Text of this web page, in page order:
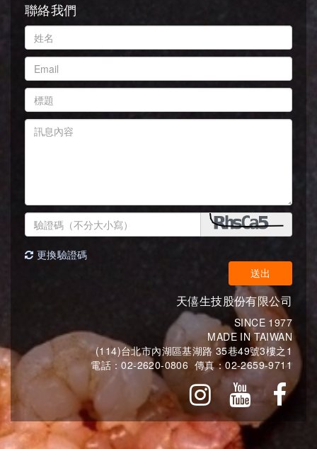
聯絡我們
更換驗證碼
送出
天僖生技股份有限公司
SINCE 1977
MADE IN TAIWAN
(114)台北市內湖區基湖路 35巷49號3樓之1
電話：02-2620-0806 傳真：02-2659-9711